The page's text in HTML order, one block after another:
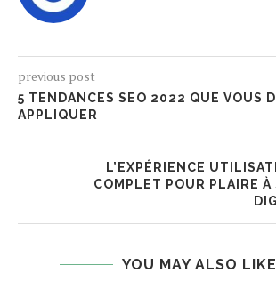
previous post
5 TENDANCES SEO 2022 QUE VOUS
APPLIQUER
L’EXPÉRIENCE
COMPLET POUR PLAIRE À
YOU MAY ALSO LIKE